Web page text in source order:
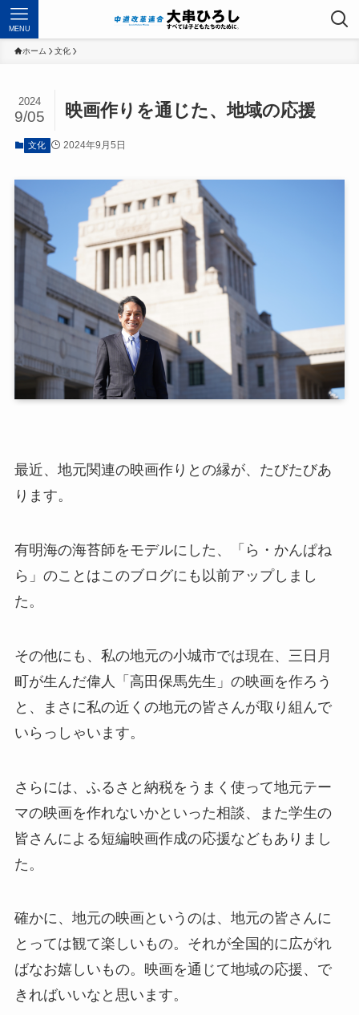
MENU
ホーム 文化
映画作りを通じた、地域の応援
2024
9/05
文化 2024年9月5日
最近、地元関連の映画作りとの縁が、たびたびあ
ります。
有明海の海苔師をモデルにした、「ら・かんぱね
ら」のことはこのブログにも以前アップしまし
た。
その他にも、私の地元の小城市では現在、三日月
町が生んだ偉人「高田保馬先生」の映画を作ろう
と、まさに私の近くの地元の皆さんが取り組んで
いらっしゃいます。
さらには、ふるさと納税をうまく使って地元テー
マの映画を作れないかといった相談、また学生の
皆さんによる短編映画作成の応援などもありまし
た。
確かに、地元の映画というのは、地元の皆さんに
とっては観て楽しいもの。それが全国的に広がれ
ばなお嬉しいもの。映画を通じて地域の応援、で
きればいいなと思います。